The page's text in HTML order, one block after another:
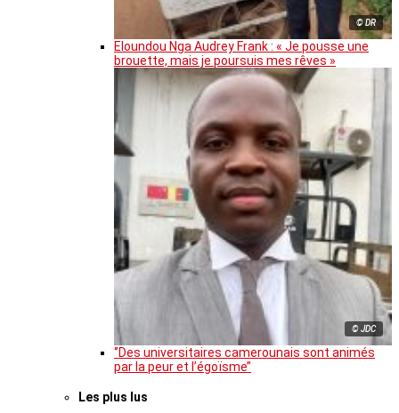
© DR
Eloundou Nga Audrey Frank : « Je pousse une
brouette, mais je poursuis mes rêves »
© JDC
‘’Des universitaires camerounais sont animés
par la peur et l’égoïsme’’
Les plus lus